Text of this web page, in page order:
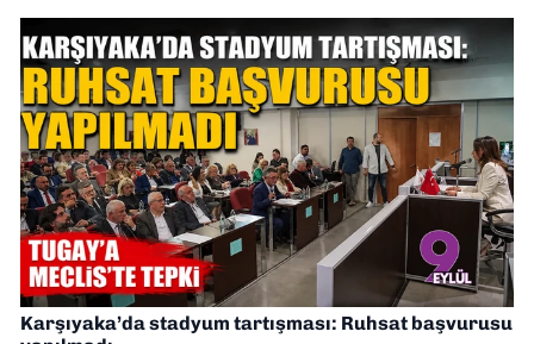
Karşıyaka’da stadyum tartışması: Ruhsat başvurusu